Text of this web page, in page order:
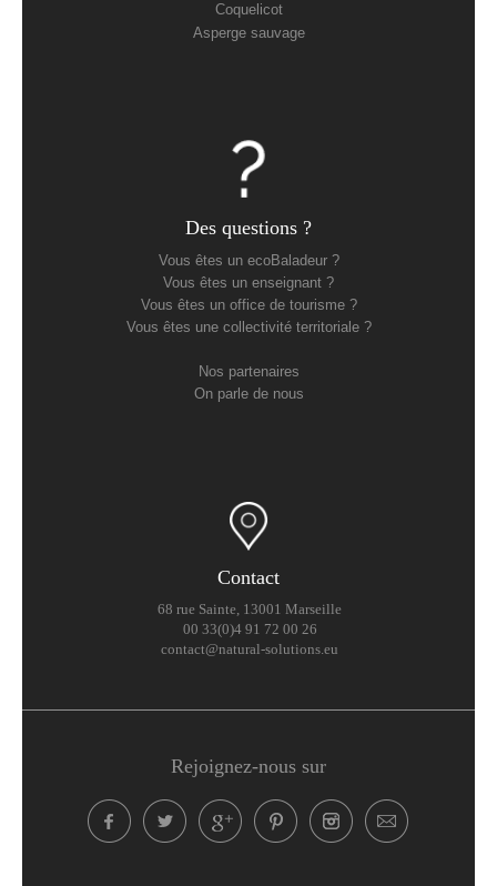
Coquelicot
Asperge sauvage
Des questions ?
Vous êtes un ecoBaladeur ?
Vous êtes un enseignant ?
Vous êtes un office de tourisme ?
Vous êtes une collectivité territoriale ?
Nos partenaires
On parle de nous
Contact
68 rue Sainte, 13001 Marseille
00 33(0)4 91 72 00 26
contact@natural-solutions.eu
Rejoignez-nous sur